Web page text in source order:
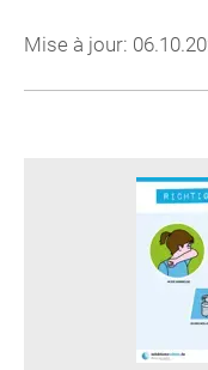
Mise à jour: